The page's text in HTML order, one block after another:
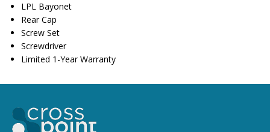
LPL Bayonet
Rear Cap
Screw Set
Screwdriver
Limited 1-Year Warranty